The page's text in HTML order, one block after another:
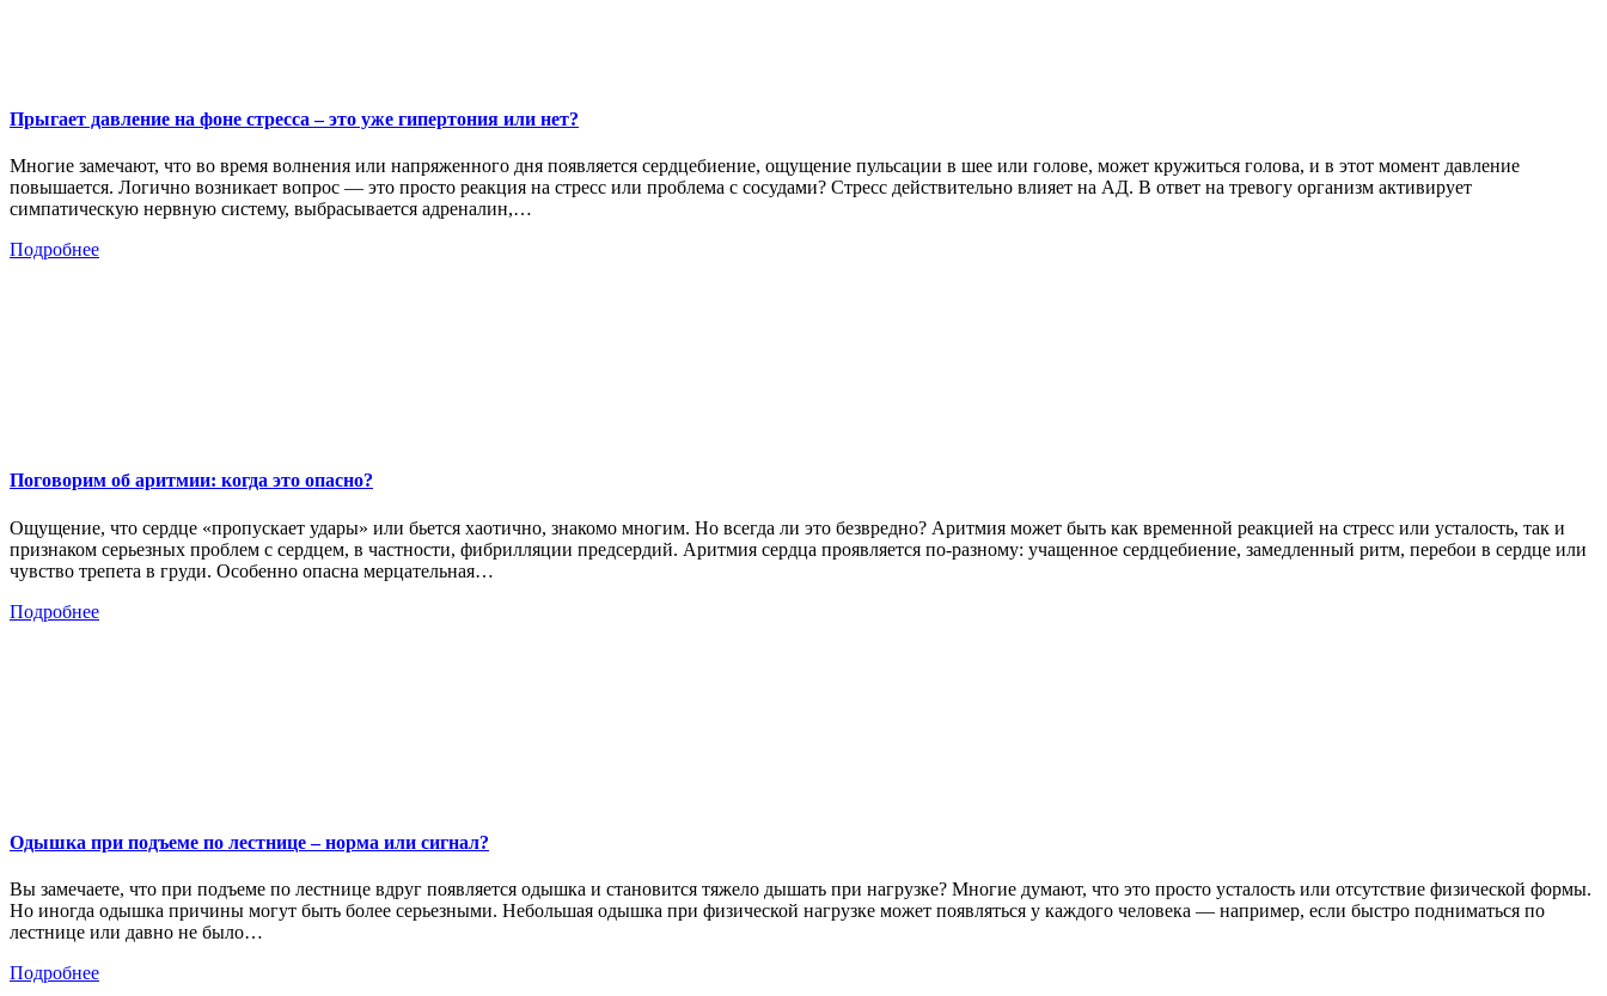
Прыгает давление на фоне стресса – это уже гипертония или нет?
Многие замечают, что во время волнения или напряженного дня появляется сердцебиение, ощущение пульсации в шее или голове, может кружиться голова, и в этот момент давление
повышается. Логично возникает вопрос — это просто реакция на стресс или проблема с сосудами? Стресс действительно влияет на АД. В ответ на тревогу организм активирует
симпатическую нервную систему, выбрасывается адреналин,…
Подробнее
Поговорим об аритмии: когда это опасно?
Ощущение, что сердце «пропускает удары» или бьется хаотично, знакомо многим. Но всегда ли это безвредно? Аритмия может быть как временной реакцией на стресс или усталость, так и
признаком серьезных проблем с сердцем, в частности, фибрилляции предсердий. Аритмия сердца проявляется по-разному: учащенное сердцебиение, замедленный ритм, перебои в сердце или
чувство трепета в груди. Особенно опасна мерцательная…
Подробнее
Одышка при подъеме по лестнице – норма или сигнал?
Вы замечаете, что при подъеме по лестнице вдруг появляется одышка и становится тяжело дышать при нагрузке? Многие думают, что это просто усталость или отсутствие физической формы.
Но иногда одышка причины могут быть более серьезными. Небольшая одышка при физической нагрузке может появляться у каждого человека — например, если быстро подниматься по
лестнице или давно не было…
Подробнее